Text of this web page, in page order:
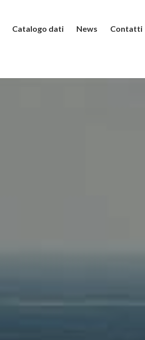
Catalogo dati News Contatti